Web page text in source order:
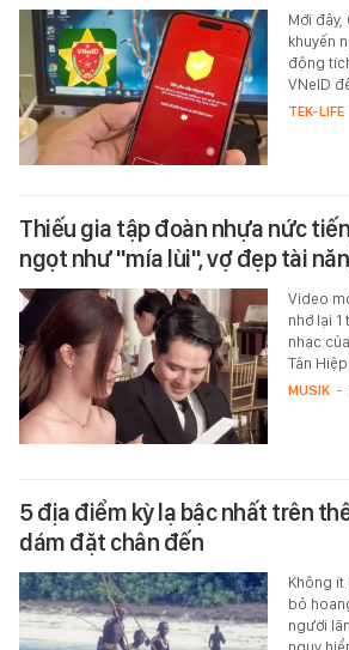
Mới đây,
khuyến
động
VNeID
TEK-LIFE
Thiếu gia tập đoàn nhựa nức
ngọt như "mía lùi", vợ đẹp tài
Video
nhớ lại
nhạc
Tân
MUSIK -
5 địa điểm kỳ lạ bậc nhất trên
dám đặt chân đến
Không ít
bỏ
người